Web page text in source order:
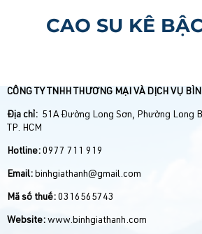
CAO SU KÊ
CÔNG TY TNHH THƯƠNG MẠI VÀ DỊCH VỤ
Địa chỉ: 51A Đường Long Sơn, Phường Long
TP. HCM
Hotline: 0977 711 919
Email: binhgiathanh@gmail.com
Mã số thuế: 0316565743
Website: www.binhgiathanh.com